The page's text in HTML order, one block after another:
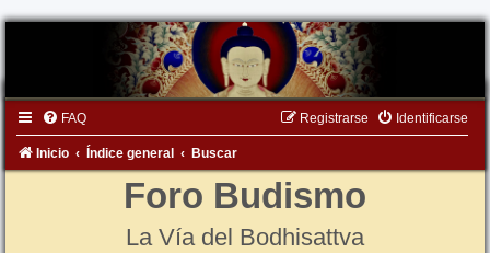
FAQ Identificarse
Registrarse
Inicio Índice general Buscar
Foro Budismo
La Vía del Bodhisattva